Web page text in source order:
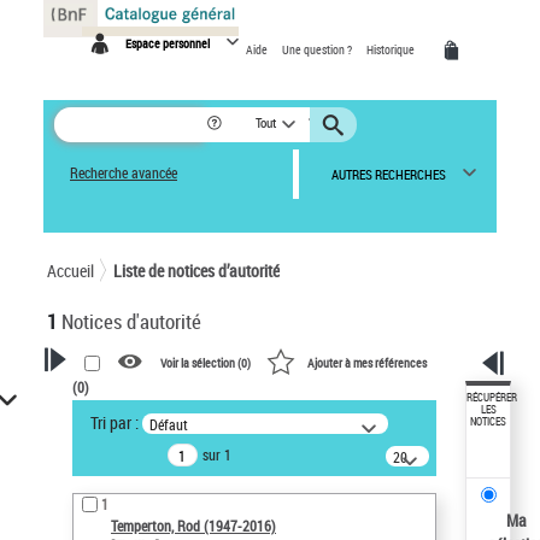
Espace personnel Aide Une question ? Historique
Tout
Recherche avancée AUTRES RECHERCHES
Accueil Liste de notices d’autorité
1 Notices d'autorité
VOTRE RECHERCHE
Recherche avancée dans les
notices d’autorité
Œuvres liées à l'auteur :
Temperton, Rod (1947-2016)
Voir la sélection (0) Ajouter à mes références
(0)
Tri par : Défaut
sur 1
20
résultats/page
1
Temperton, Rod (1947-2016)
RÉCUPÉRER
LES
NOTICES
Ma
Panneau de gestion des cookies